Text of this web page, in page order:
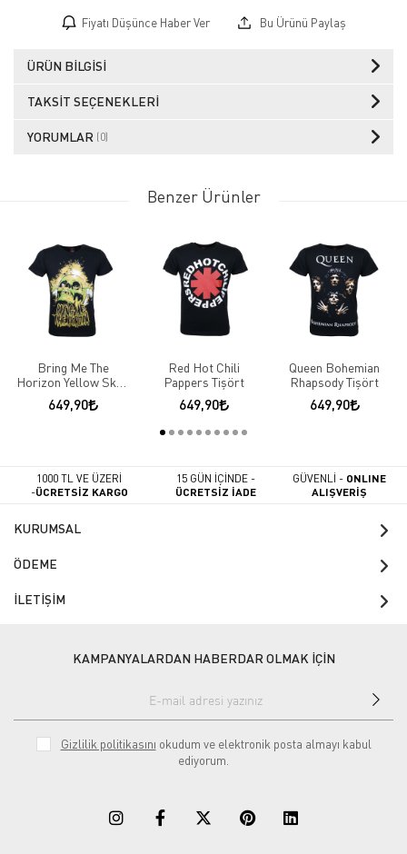
Fiyatı Düşünce Haber Ver Bu Ürünü Paylaş
ÜRÜN BILGISI
TAKSIT SEÇENEKLERI
YORUMLAR (0)
Benzer Ürünler
Bring Me The
Horizon Yellow Skull
Logo Tişört
649,90
Red Hot Chili
Pappers Tişört
649,90
Queen Bohemian
Rhapsody Tişört
649,90
1000 TL VE ÜZERİ
-ÜCRETSİZ KARGO
15 GÜN İÇİNDE -
ÜCRETSİZ İADE
GÜVENLİ - ONLINE
ALIŞVERİŞ
KURUMSAL
ÖDEME
İLETİŞİM
KAMPANYALARDAN HABERDAR OLMAK İÇİN
Gizlilik politikasını okudum ve elektronik posta almayı kabul
ediyorum.